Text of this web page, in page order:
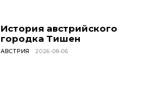
История австрийского
городка Тишен
АВСТРИЯ 2026-08-06